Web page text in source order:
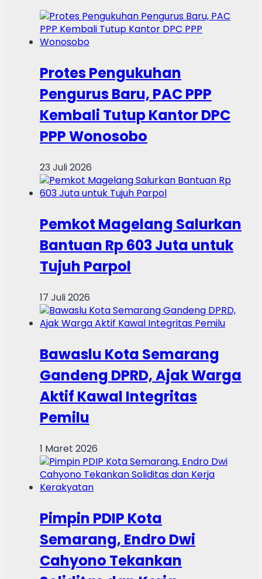
Protes Pengukuhan
Pengurus Baru, PAC PPP
Kembali Tutup Kantor DPC
PPP Wonosobo
23 Juli 2026
Pemkot Magelang Salurkan
Bantuan Rp 603 Juta untuk
Tujuh Parpol
17 Juli 2026
Bawaslu Kota Semarang
Gandeng DPRD, Ajak Warga
Aktif Kawal Integritas
Pemilu
1 Maret 2026
Pimpin PDIP Kota
Semarang, Endro Dwi
Cahyono Tekankan